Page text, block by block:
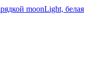
moonLight, белая